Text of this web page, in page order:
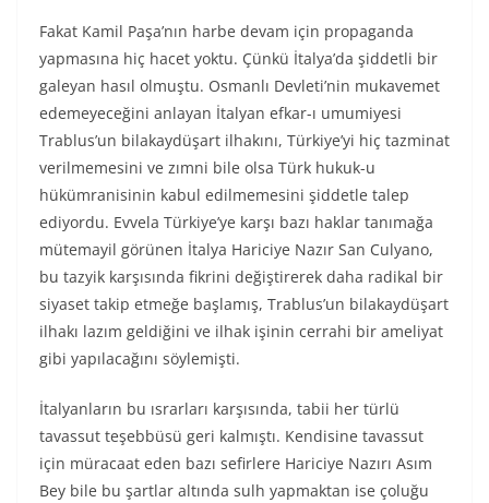
Fakat Kamil Paşa’nın harbe devam için propaganda
yapmasına hiç hacet yoktu. Çünkü İtalya’da şiddetli bir
galeyan hasıl olmuştu. Osmanlı Devleti’nin mukavemet
edemeyeceğini anlayan İtalyan efkar-ı umumiyesi
Trablus’un bilakaydüşart ilhakını, Türkiye’yi hiç tazminat
verilmemesini ve zımni bile olsa Türk hukuk-u
hükümranisinin kabul edilmemesini şiddetle talep
ediyordu. Evvela Türkiye’ye karşı bazı haklar tanımağa
mütemayil görünen İtalya Hariciye Nazır San Culyano,
bu tazyik karşısında fikrini değiştirerek daha radikal bir
siyaset takip etmeğe başlamış, Trablus’un bilakaydüşart
ilhakı lazım geldiğini ve ilhak işinin cerrahi bir ameliyat
gibi yapılacağını söylemişti.
İtalyanların bu ısrarları karşısında, tabii her türlü
tavassut teşebbüsü geri kalmıştı. Kendisine tavassut
için müracaat eden bazı sefirlere Hariciye Nazırı Asım
Bey bile bu şartlar altında sulh yapmaktan ise çoluğu